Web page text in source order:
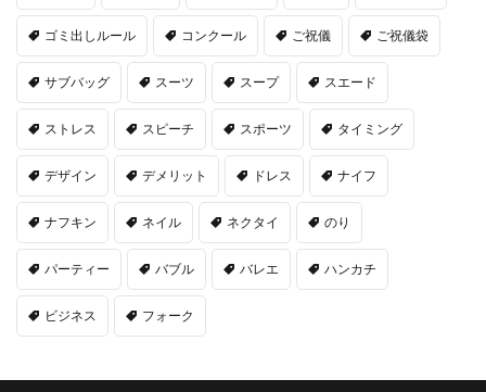
ゴミ出しルール コンクール ご祝儀 ご祝儀袋
サブバッグ スーツ スープ スエード
ストレス スピーチ スポーツ タイミング
デザイン デメリット ドレス ナイフ
ナフキン ネイル ネクタイ のり
パーティー バブル バレエ ハンカチ
ビジネス フォーク